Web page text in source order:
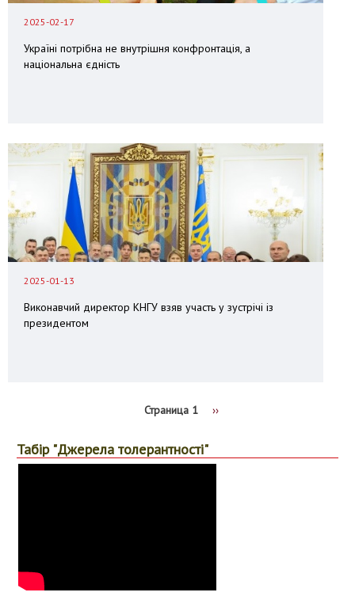
2025-02-17
Україні потрібна не внутрішня конфронтація, а
національна єдність
2025-01-13
Виконавчий директор КНГУ взяв участь у зустрічі із
президентом
страниц
Страница 1
Следующая
››
Табір "Джерела толерантності"